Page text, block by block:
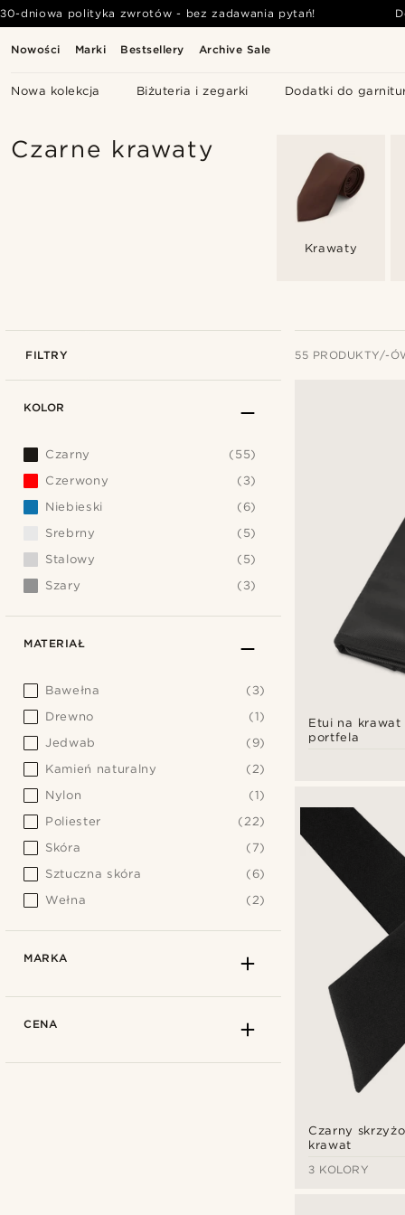
Nowości Marki Bestsellery Archive Sale
Nowa kolekcja Biżuteria i zegarki Dodatki do
30-dniowa polityka zwrotów - bez zadawania pytań!
Czarne krawaty
Krawaty
FILTRY 55 PRODUKTY/-
Etui na krawat
portfela
Czarny
krawat
3 KOLORY
KOLOR
Czarny
(55)
Czerwony
(3)
Niebieski
(6)
Srebrny
(5)
Stalowy
(5)
Szary
(3)
MATERIAŁ
Bawełna
(3)
Drewno
(1)
Jedwab
(9)
Kamień naturalny
(2)
Nylon
(1)
Poliester
(22)
Skóra
(7)
Sztuczna skóra
(6)
Wełna
(2)
MARKA
CENA